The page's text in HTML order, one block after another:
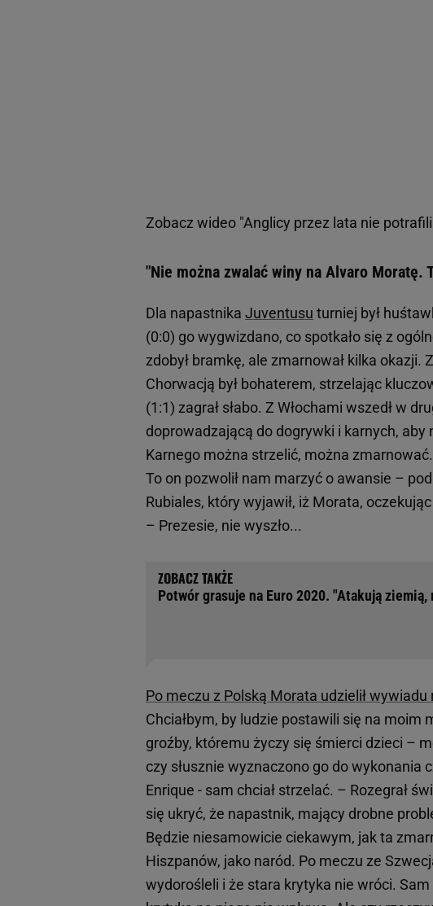
Zobacz wideo "Anglicy przez lata nie
"Nie można zwalać winy na Alvaro Moratę.
Dla napastnika Juventusu turniej był
(0:0) go wygwizdano, co spotkało się z
zdobył bramkę, ale zmarnował kilka okazji.
Chorwacją był bohaterem, strzelając
(1:1) zagrał słabo. Z Włochami wszedł w
doprowadzającą do dogrywki i karnych,
Karnego można strzelić, można
To on pozwolił nam marzyć o awansie –
Rubiales, który wyjawił, iż Morata,
– Prezesie, nie wyszło...
Potwór grasuje na Euro 2020. "Atakują
Po meczu z Polską Morata udzielił
Chciałbym, by ludzie postawili się na moim
groźby, któremu życzy się śmierci dzieci –
czy słusznie wyznaczono go do wykonania
Enrique - sam chciał strzelać. – Rozegrał
się ukryć, że napastnik, mający drobne
Będzie niesamowicie ciekawym, jak ta
Hiszpanów, jako naród. Po meczu ze
wydorośleli i że stara krytyka nie wróci. Sam